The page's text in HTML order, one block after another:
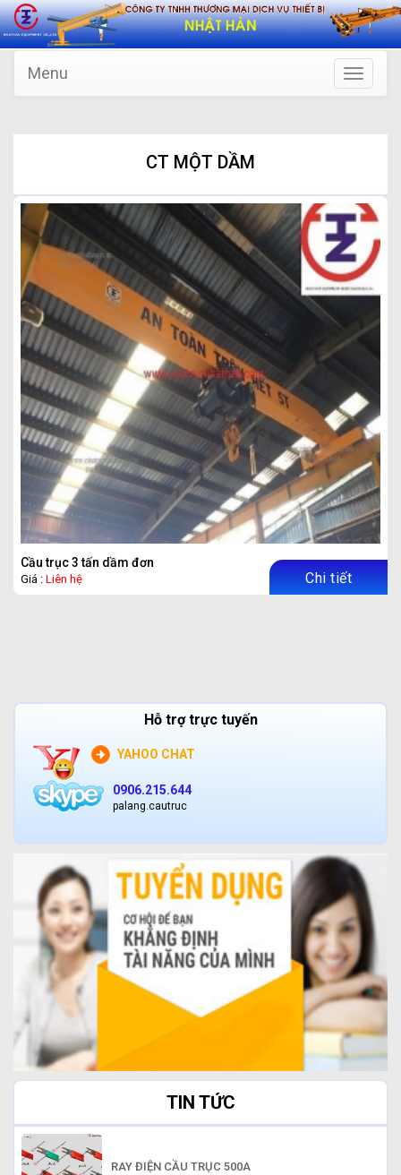
Toggle
Menu
CT MỘT DẦM
Cầu trục 3 tấn dầm đơn
Giá : Liên hệ Chi tiết
Hỗ trợ trực tuyến
YAHOO CHAT
0906.215.644
palang.cautruc
TIN TỨC
RAY ĐIỆN CẦU TRỤC 500A